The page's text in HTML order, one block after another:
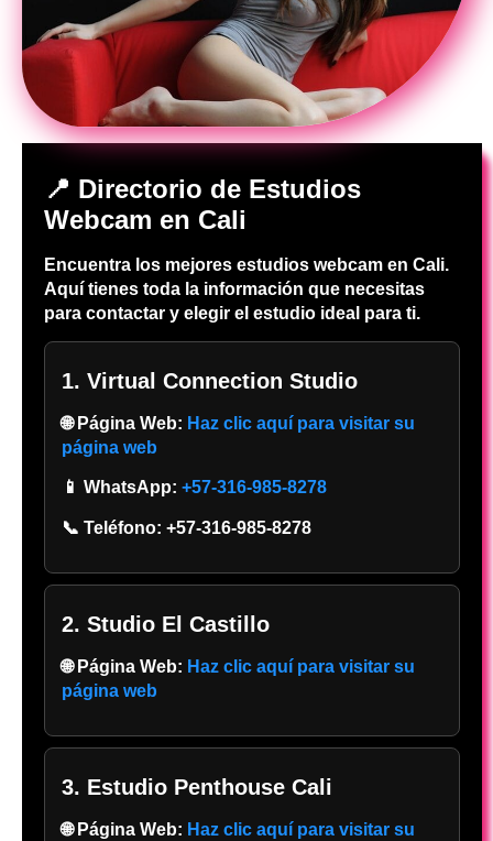
📍 Directorio de Estudios
Webcam en Cali
Encuentra los mejores estudios webcam en Cali.
Aquí tienes toda la información que necesitas
para contactar y elegir el estudio ideal para ti.
1. Virtual Connection Studio
🌐 Página Web: Haz clic aquí para visitar su
página web
📱 WhatsApp: +57-316-985-8278
📞 Teléfono: +57-316-985-8278
2. Studio El Castillo
🌐 Página Web: Haz clic aquí para visitar su
página web
3. Estudio Penthouse Cali
🌐 Página Web: Haz clic aquí para visitar su